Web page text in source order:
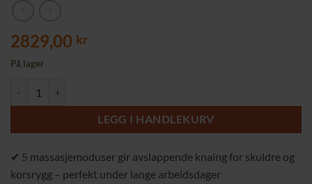
2829,00 kr
På lager
LEGG I HANDLEKURV
✔ 5 massasjemoduser gir avslappende knaing for skuldre og
korsrygg – perfekt under lange arbeidsdager